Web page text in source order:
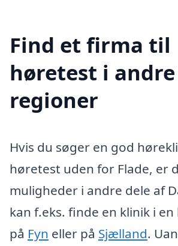
Find et firma til
høretest i
regioner
Hvis du søger en god
høretest uden for Flade, er
muligheder i andre dele af
kan f.eks. finde en klinik i en
på Fyn eller på Sjælland.